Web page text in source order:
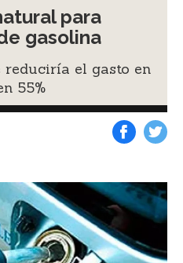
para
gasolina
reduciría el gasto en
55%